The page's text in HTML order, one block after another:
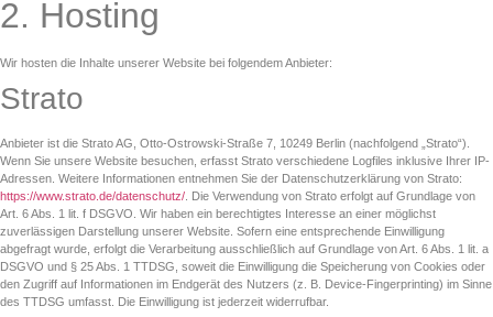
2. Hosting
Wir hosten die Inhalte unserer Website bei folgendem Anbieter:
Strato
Anbieter ist die Strato AG, Otto-Ostrowski-Straße 7, 10249 Berlin (nachfolgend „Strato“).
Wenn Sie unsere Website besuchen, erfasst Strato verschiedene Logfiles inklusive Ihrer IP-
Adressen. Weitere Informationen entnehmen Sie der Datenschutzerklärung von Strato:
https://www.strato.de/datenschutz/ . Die Verwendung von Strato erfolgt auf Grundlage von
Art. 6 Abs. 1 lit. f DSGVO. Wir haben ein berechtigtes Interesse an einer möglichst
zuverlässigen Darstellung unserer Website. Sofern eine entsprechende Einwilligung
abgefragt wurde, erfolgt die Verarbeitung ausschließlich auf Grundlage von Art. 6 Abs. 1 lit. a
DSGVO und § 25 Abs. 1 TTDSG, soweit die Einwilligung die Speicherung von Cookies oder
den Zugriff auf Informationen im Endgerät des Nutzers (z. B. Device-Fingerprinting) im Sinne
des TTDSG umfasst. Die Einwilligung ist jederzeit widerrufbar.